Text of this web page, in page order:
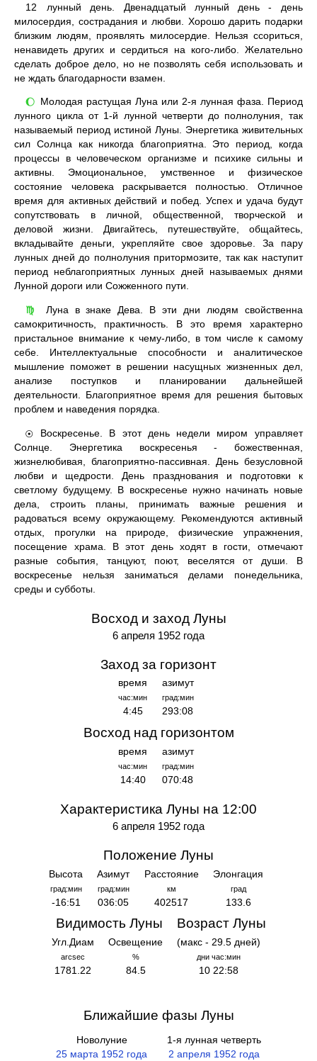
12
лунный день. Двенадцатый лунный день - день
милосердия, сострадания и любви. Хорошо дарить подарки
близким людям, проявлять милосердие. Нельзя ссориться,
ненавидеть других и сердиться на кого-либо. Желательно
сделать доброе дело, но не позволять себя использовать и
не ждать благодарности взамен.
🌔
Молодая растущая Луна или 2-я лунная фаза. Период
лунного цикла от 1-й лунной четверти до полнолуния, так
называемый период истиной Луны. Энергетика живительных
сил Солнца как никогда благоприятна. Это период, когда
процессы в человеческом организме и психике сильны и
активны. Эмоциональное, умственное и физическое
состояние человека раскрывается полностью. Отличное
время для активных действий и побед. Успех и удача будут
сопутствовать в личной, общественной, творческой и
деловой жизни. Двигайтесь, путешествуйте, общайтесь,
вкладывайте деньги, укрепляйте свое здоровье. За пару
лунных дней до полнолуния притормозите, так как наступит
период неблагоприятных лунных дней называемых днями
Лунной дороги или Сожженного пути.
♍
Луна в знаке Дева. В эти дни людям свойственна
самокритичность, практичность. В это время характерно
пристальное внимание к чему-либо, в том числе к самому
себе. Интеллектуальные способности и аналитическое
мышление поможет в решении насущных жизненных дел,
анализе поступков и планировании дальнейшей
деятельности. Благоприятное время для решения бытовых
проблем и наведения порядка.
☉
Воскресенье. В этот день недели миром управляет
Солнце. Энергетика воскресенья - божественная,
жизнелюбивая, благоприятно-пассивная. День безусловной
любви и щедрости. День празднования и подготовки к
светлому будущему. В воскресенье нужно начинать новые
дела, строить планы, принимать важные решения и
радоваться всему окружающему. Рекомендуются активный
отдых, прогулки на природе, физические упражнения,
посещение храма. В этот день ходят в гости, отмечают
разные события, танцуют, поют, веселятся от души. В
воскресенье нельзя заниматься делами понедельника,
среды и субботы.
Восход и заход Луны
6 апреля 1952 года
Заход за горизонт
время
час:мин
4:45
азимут
град:мин
293:08
Восход над горизонтом
время
час:мин
14:40
азимут
град:мин
070:48
Характеристика Луны на 12:00
6 апреля 1952 года
Положение Луны
Высота
град:мин
-16:51
Азимут
град:мин
036:05
Расстояние
км
402517
Элонгация
град
133.6
Видимость Луны
Угл.Диам
arcsec
1781.22
Освещение
%
84.5
Возраст Луны
(макс - 29.5 дней)
дни час:мин
10 22:58
Ближайшие фазы Луны
Новолуние
25 марта 1952 года
1-я лунная четверть
2 апреля 1952 года